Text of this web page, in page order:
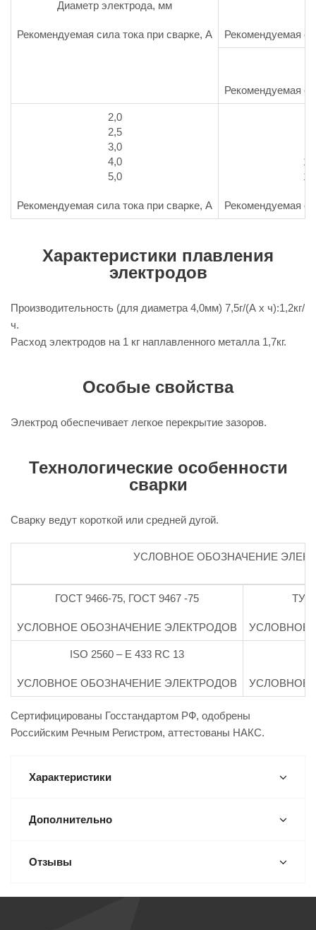
Диаметр электрода, мм
Рекомендуемая сила тока при сварке, А Рекомендуемая
Рекомендуемая
2,0
2,5
3,0
4,0
5,0
Рекомендуемая сила тока при сварке, А Рекомендуемая
Характеристики плавления
электродов
Производительность (для диаметра 4,0мм) 7,5г/(А x ч):1,2кг/
ч.
Расход электродов на 1 кг наплавленного металла 1,7кг.
Особые свойства
Электрод обеспечивает легкое перекрытие зазоров.
Технологические особенности
сварки
Сварку ведут короткой или средней дугой.
УСЛОВНОЕ ОБОЗНАЧЕНИЕ
ГОСТ 9466-75, ГОСТ 9467 -75
УСЛОВНОЕ ОБОЗНАЧЕНИЕ ЭЛЕКТРОДОВ
ТУ
УСЛОВНОЕ
ISO 2560 – Е 433 RC 13
УСЛОВНОЕ ОБОЗНАЧЕНИЕ ЭЛЕКТРОДОВ УСЛОВНОЕ
Сертифицированы Госстандартом РФ, одобрены
Российским Речным Регистром, аттестованы НАКС.
Характеристики
Дополнительно
Отзывы